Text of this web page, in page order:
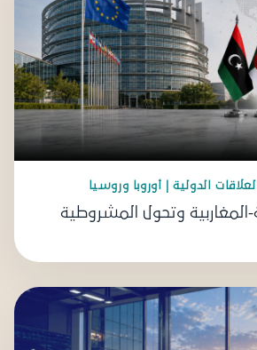
الدولية | أوروبا وروسيا
المغاربية وتحول المشروطية